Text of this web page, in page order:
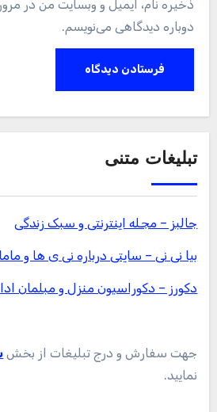
ذخیره نام، ایمیل و وبسایت من در
دوباره دیدگاهی می‌نویسم.
تبلیغات متنی
جالبز – مجله اینترنتی و سبک زندگی
بیا نی نی – سایتی درباره نی ی ها و
دکورز – دکوراسیون منزل و مبلمان
جهت سفارش و درج تبلیغات از بخش
نمایید.